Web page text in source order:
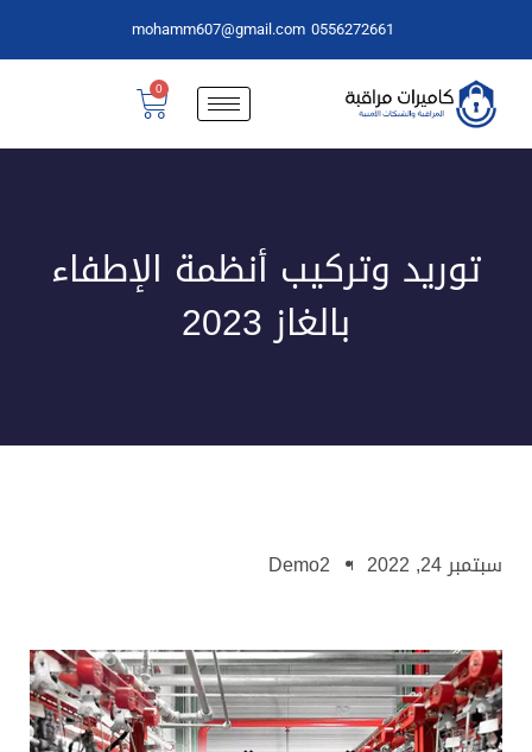
0556272661
mohamm607@gmail.com
توريد وتركيب أنظمة الإطفاء
بالغاز 2023
سبتمبر 24, 2022 Demo2